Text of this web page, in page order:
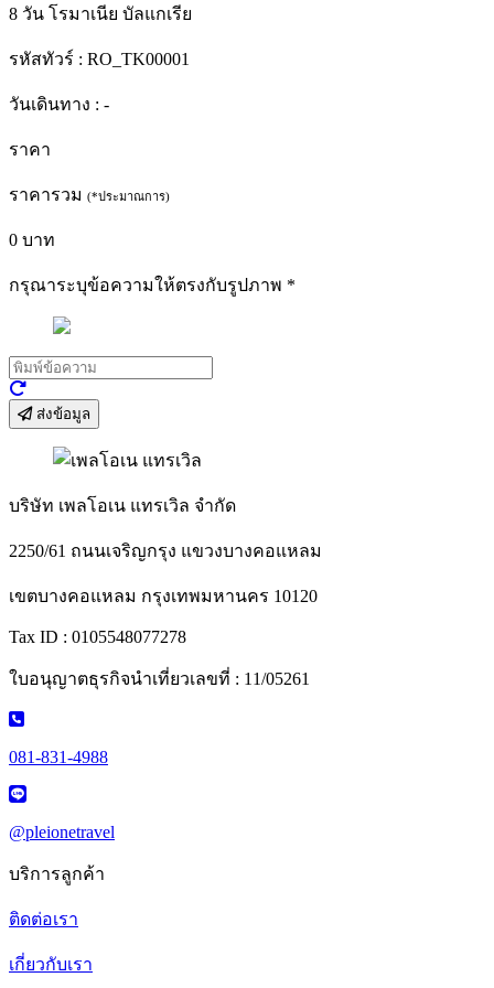
8 วัน โรมาเนีย บัลแกเรีย
รหัสทัวร์ : RO_TK00001
วันเดินทาง : -
ราคา
ราคารวม (*ประมาณการ)
0 บาท
กรุณาระบุข้อความให้ตรงกับรูปภาพ *
ส่งข้อมูล
บริษัท เพลโอเน แทรเวิล จำกัด
2250/61 ถนนเจริญกรุง แขวงบางคอแหลม
เขตบางคอแหลม กรุงเทพมหานคร 10120
Tax ID : 0105548077278
ใบอนุญาตธุรกิจนำเที่ยวเลขที่ : 11/05261
081-831-4988
@pleionetravel
บริการลูกค้า
ติดต่อเรา
เกี่ยวกับเรา